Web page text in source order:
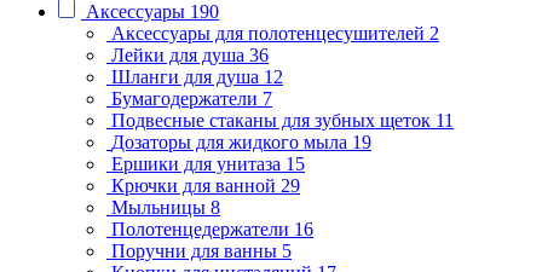
Аксессуары 190
Аксессуары для полотенцесушителей 2
Лейки для душа 36
Шланги для душа 12
Бумагодержатели 7
Подвесные стаканы для зубных щеток 11
Дозаторы для жидкого мыла 19
Ершики для унитаза 15
Крючки для ванной 29
Мыльницы 8
Полотенцедержатели 16
Поручни для ванны 5